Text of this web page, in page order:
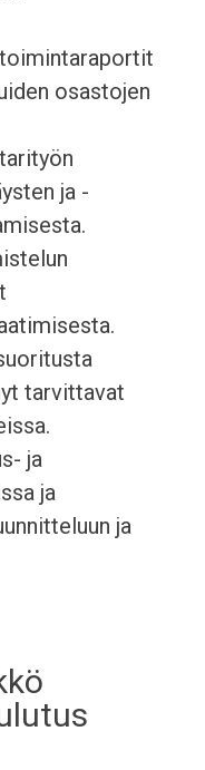
osastojen
ja -
tarvittavat
ja
ja
ja